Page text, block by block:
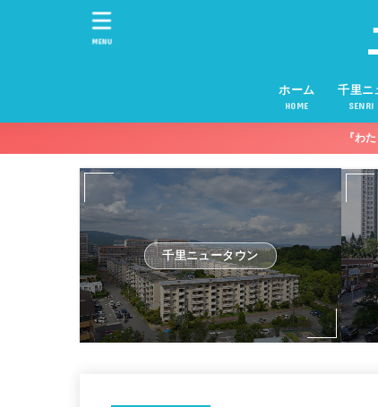
ホーム
HOME
千里ニ
SENRI
MENU
『わ
千里ニュータウン